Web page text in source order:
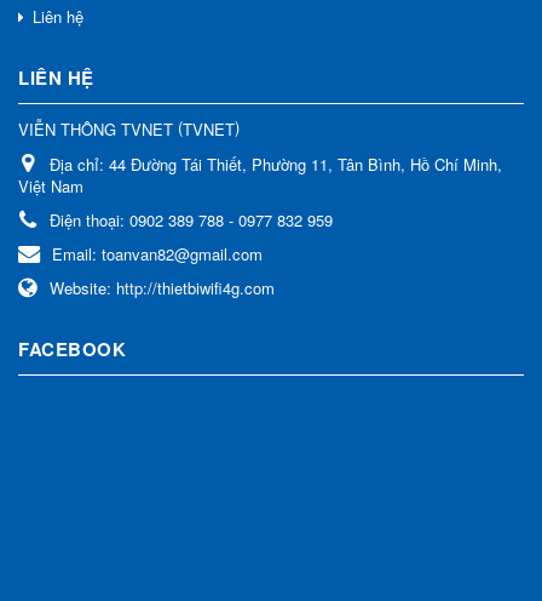
Liên hệ
LIÊN HỆ
VIỄN THÔNG TVNET (TVNET)
Địa chỉ: 44 Đường Tái Thiết, Phường 11, Tân Bình, Hồ Chí Minh,
Việt Nam
Điện thoại: 0902 389 788 - 0977 832 959
Email: toanvan82@gmail.com
Website: http://thietbiwifi4g.com
FACEBOOK